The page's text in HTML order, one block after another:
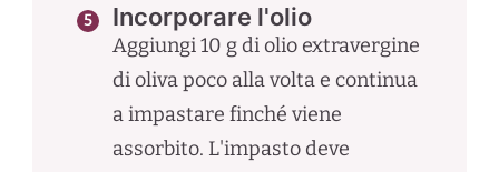
Incorporare l'olio
Aggiungi 10 g di olio extravergine
di oliva poco alla volta e continua
a impastare finché viene
assorbito. L'impasto deve